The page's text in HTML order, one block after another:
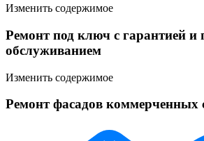
Изменить содержимое
Ремонт под ключ с гарантией и
обслуживанием
Изменить содержимое
Ремонт фасадов коммерченных